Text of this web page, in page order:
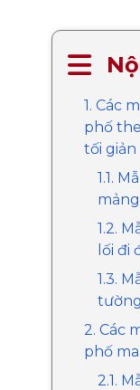
1. Các
phố
tối giản
1.1.
1.2.
lối đi
1.3.
2. Các
phố
2.1.